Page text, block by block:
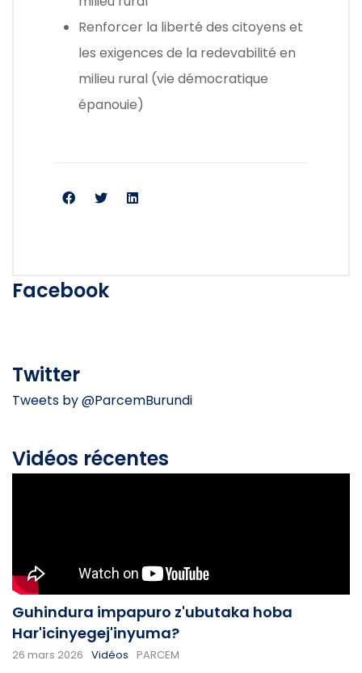
Renforcer la liberté des citoyens et
les exigences de la redevabilité en
milieu rural (vie démocratique
épanouie)
Facebook
Twitter
Tweets by @ParcemBurundi
Vidéos récentes
Guhindura impapuro z'ubutaka hoba
Har'icinyegej'inyuma?
26 mars 2026 Vidéos PARCEM